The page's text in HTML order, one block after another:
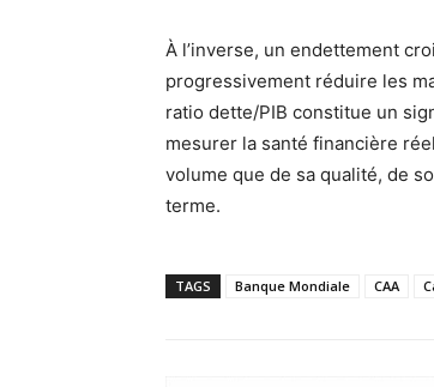
À l’inverse, un endettement
progressivement réduire les
ratio dette/PIB constitue un
mesurer la santé financière
volume que de sa qualité, de
terme.
TAGS Banque Mondiale CAA